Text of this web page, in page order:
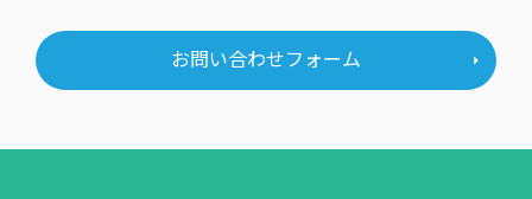
お問い合わせフォーム